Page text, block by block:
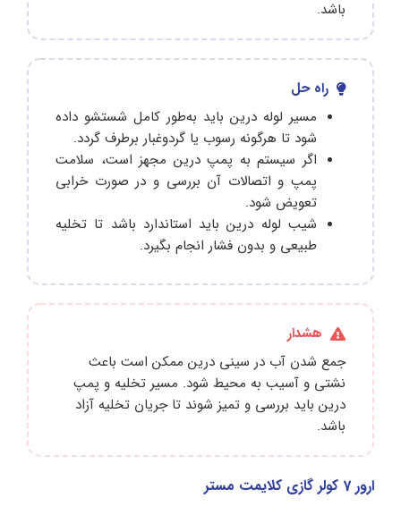
باشد.
راه حل
مسیر لوله درین باید به‌طور کامل شستشو داده
شود تا هرگونه رسوب یا گردوغبار برطرف گردد.
اگر سیستم به پمپ درین مجهز است، سلامت
پمپ و اتصالات آن بررسی و در صورت خرابی
تعویض شود.
شیب لوله درین باید استاندارد باشد تا تخلیه
طبیعی و بدون فشار انجام بگیرد.
هشدار
جمع شدن آب در سینی درین ممکن است باعث
نشتی و آسیب به محیط شود. مسیر تخلیه و پمپ
درین باید بررسی و تمیز شوند تا جریان تخلیه آزاد
باشد.
ارور 7 کولر گازی کلایمت مستر